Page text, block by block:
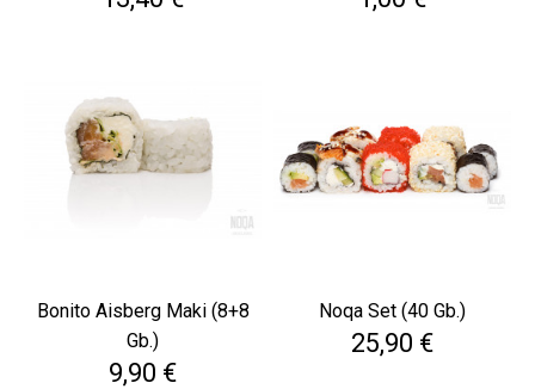
Bonito Aisberg Maki (8+8
Gb.)
Cena
9,90 €
Noqa Set (40 Gb.)
Cena
25,90 €